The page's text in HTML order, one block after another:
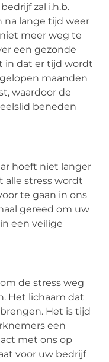
zal i.h.b.
na lange tijd weer
meer weg te
een gezonde
in dat er tijd wordt
maanden
waardoor de
beneden
hoeft niet langer
alle stress wordt
te gaan in ons
gereed om uw
een veilige
de stress weg
Het lichaam dat
Het is tijd
een
met ons op
voor uw bedrijf